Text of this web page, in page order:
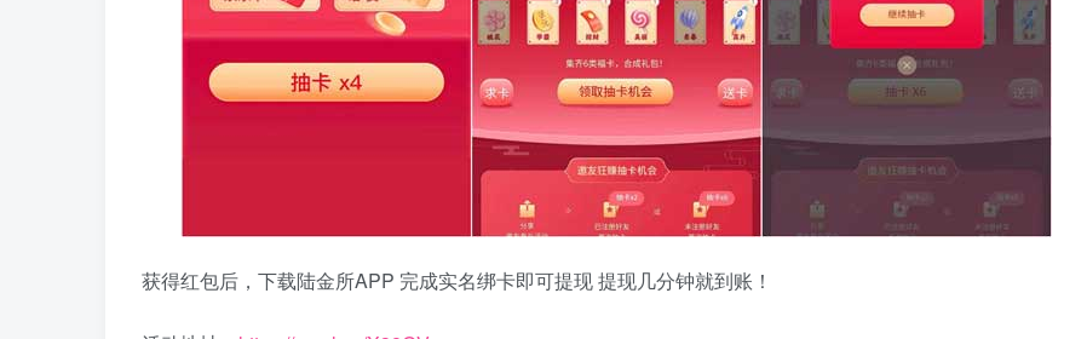
获得红包后，下载陆金所APP 完成实名绑卡即可提现 提现几分钟就到账！